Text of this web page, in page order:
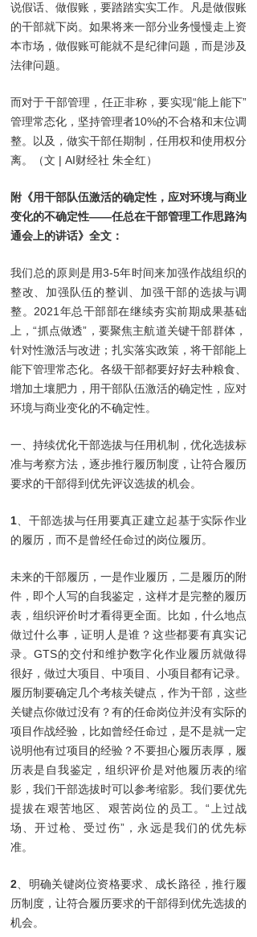
说假话、做假账，要踏踏实实工作。凡是做假账
的干部就下岗。如果将来一部分业务慢慢走上资
本市场，做假账可能就不是纪律问题，而是涉及
法律问题。
而对于干部管理，任正非称，要实现“能上能下”
管理常态化，坚持管理者10%的不合格和末位调
整。以及，做实干部任期制，任用权和使用权分
离。（文 | AI财经社 朱全红）
附《用干部队伍激活的确定性，应对环境与商业
变化的不确定性——任总在干部管理工作思路沟
通会上的讲话》全文：
我们总的原则是用3-5年时间来加强作战组织的
整改、加强队伍的整训、加强干部的选拔与调
整。2021年总干部部在继续夯实前期成果基础
上，“抓点做透”，要聚焦主航道关键干部群体，
针对性激活与改进；扎实落实政策，将干部能上
能下管理常态化。各级干部都要好好去种粮食、
增加土壤肥力，用干部队伍激活的确定性，应对
环境与商业变化的不确定性。
一、持续优化干部选拔与任用机制，优化选拔标
准与考察方法，逐步推行履历制度，让符合履历
要求的干部得到优先评议选拔的机会。
1 、干部选拔与任用要真正建立起基于实际作业
的履历，而不是曾经任命过的岗位履历。
未来的干部履历，一是作业履历，二是履历的附
件，即个人写的自我鉴定，这样才是完整的履历
表，组织评价时才看得更全面。比如，什么地点
做过什么事，证明人是谁？这些都要有真实记
录。GTS的交付和维护数字化作业履历就做得
很好，做过大项目、中项目、小项目都有记录。
履历制要确定几个考核关键点，作为干部，这些
关键点你做过没有？有的任命岗位并没有实际的
项目作战经验，比如曾经任命过，是不是就一定
说明他有过项目的经验？不要担心履历表厚，履
历表是自我鉴定，组织评价是对他履历表的缩
影，我们干部选拔时可以参考缩影。我们要优先
提拔在艰苦地区、艰苦岗位的员工。“上过战
场、开过枪、受过伤”，永远是我们的优先标
准。
2 、明确关键岗位资格要求、成长路径，推行履
历制度，让符合履历要求的干部得到优先选拔的
机会。